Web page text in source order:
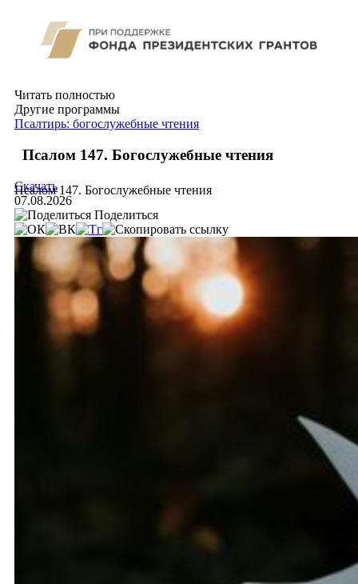
Читать полностью
Другие программы
Псалтирь: богослужебные чтения
Псалом 147. Богослужебные чтения
Псалом 147. Богослужебные чтения
Скачать
07.08.2026
Поделиться